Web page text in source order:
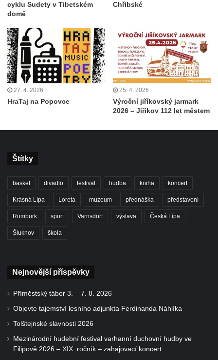
cyklu Sudety v Tibetském
domě
Chřibské
27. 4. 2026
HraTaj na Popovce
25. 4. 2026
Výroční jiříkovský jarmark
2026 – Jiříkov 112 let městem
Štítky
basket divadlo festival hudba kniha koncert
Krásná Lípa Loreta muzeum přednáška představení
Rumburk sport Varnsdorf výstava Česká Lípa
Šluknov škola
Nejnovější příspěvky
Příměstský tábor 3. – 7. 8. 2026
Objevte tajemství lesního adjunkta Ferdinanda Náhlíka
Tolštejnské slavnosti 2026
Mezinárodní hudební festival varhanní duchovní hudby ve
Filipově 2026 – XIX. ročník – zahajovací koncert